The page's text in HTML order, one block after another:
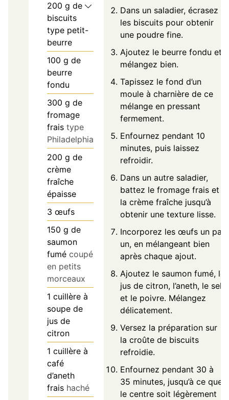
200 g de
biscuits
type petit-
beurre
100 g de
beurre
fondu
300 g de
fromage
frais type
Philadelphia
200 g de
crème
fraîche
épaisse
3 œufs
150 g de
saumon
fumé coupé
en petits
morceaux
1 cuillère à
soupe de
jus de
citron
1 cuillère à
café
d’aneth
frais haché
Dans un saladier, écrasez
les biscuits pour obtenir
une poudre fine.
Ajoutez le beurre fondu et
mélangez bien.
Tapissez le fond d’un
moule à charnière de ce
mélange en pressant
fermement.
Enfournez pendant 10
minutes, puis laissez
refroidir.
Dans un autre saladier,
battez le fromage frais et
la crème fraîche jusqu’à
obtenir une texture lisse.
Incorporez les œufs un par
un, en mélangeant bien
après chaque ajout.
Ajoutez le saumon fumé, le
jus de citron, l’aneth, le sel
et le poivre. Mélangez
délicatement.
Versez la préparation sur
la croûte de biscuits
refroidie.
Enfournez pendant 30 à
35 minutes, jusqu’à ce que
le centre soit légèrement